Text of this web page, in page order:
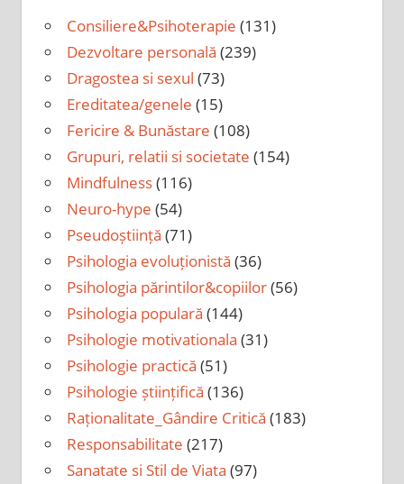
Consiliere&Psihoterapie (131)
Dezvoltare personală (239)
Dragostea si sexul (73)
Ereditatea/genele (15)
Fericire & Bunăstare (108)
Grupuri, relatii si societate (154)
Mindfulness(116)
Neuro-hype (54)
Pseudoștiință (71)
Psihologia evoluționistă (36)
Psihologia părintilor&copiilor(56)
Psihologia populară (144)
Psihologie motivationala (31)
Psihologie practică (51)
Psihologie științifică (136)
Raționalitate_Gândire Critică (183)
Responsabilitate (217)
Sanatate si Stil de Viata (97)